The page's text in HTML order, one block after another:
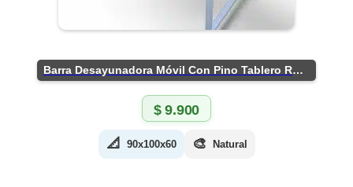
Barra Desayunadora Móvil Con Pino Tablero Rústico
$9.900
📐 90x100x60 🎨 Natural